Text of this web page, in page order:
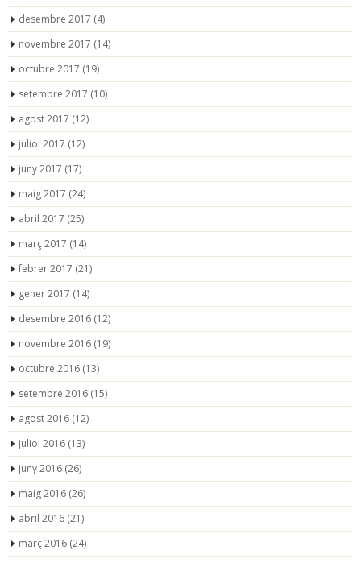
desembre 2017 (4)
novembre 2017 (14)
octubre 2017 (19)
setembre 2017 (10)
agost 2017 (12)
juliol 2017 (12)
juny 2017 (17)
maig 2017 (24)
abril 2017 (25)
març 2017 (14)
febrer 2017 (21)
gener 2017 (14)
desembre 2016 (12)
novembre 2016 (19)
octubre 2016 (13)
setembre 2016 (15)
agost 2016 (12)
juliol 2016 (13)
juny 2016 (26)
maig 2016 (26)
abril 2016 (21)
març 2016 (24)